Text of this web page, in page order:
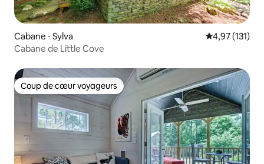
Cabane ⋅ Sylva Évaluation
4,97 (131)
Cabane de Little Cove
Coup de cœur voyageurs
Coup de cœur voyageurs